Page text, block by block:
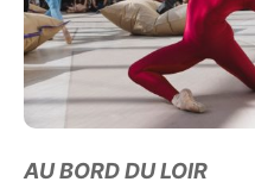
AU BORD DU LOIR